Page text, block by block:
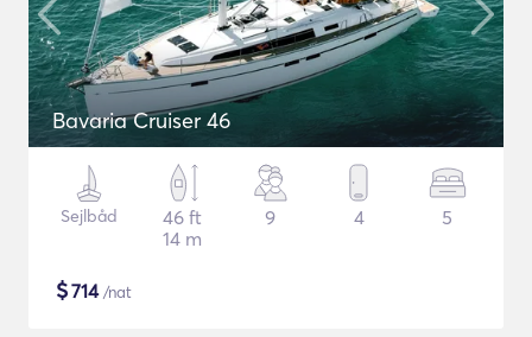
Bavaria Cruiser 46
Sejlbåd
46 ft
14 m
9 4 5
$714/nat